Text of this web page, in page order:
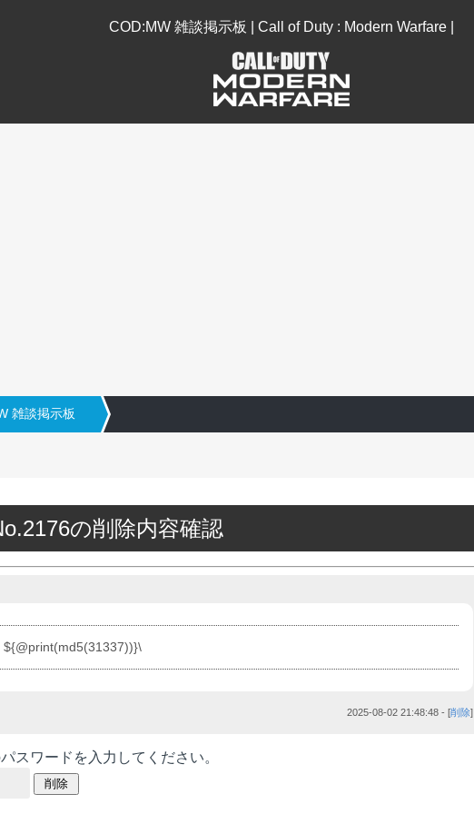
COD:MW 雑談掲示板 | Call of Duty : Modern Warfare |
雑談掲示板
の削除内容確認
${@print(md5(31337))}\
2025-08-02 21:48:48 - [削除]
スワードを入力してください。